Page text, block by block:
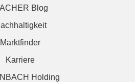
Blog
Marktfinder
Karriere
Holding